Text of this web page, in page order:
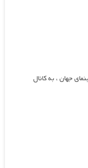
جهان ، به کانال